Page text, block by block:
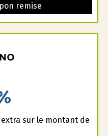
remise
extra sur le montant de